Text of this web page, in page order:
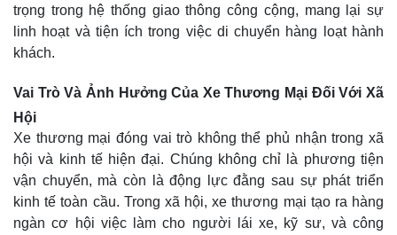
trọng trong hệ thống giao thông công cộng, mang lại sự
linh hoạt và tiện ích trong việc di chuyển hàng loạt hành
khách.
Vai Trò Và Ảnh Hưởng Của Xe Thương Mại Đối Với Xã
Hội
Xe thương mại đóng vai trò không thể phủ nhận trong xã
hội và kinh tế hiện đại. Chúng không chỉ là phương tiện
vận chuyển, mà còn là động lực đằng sau sự phát triển
kinh tế toàn cầu. Trong xã hội, xe thương mại tạo ra hàng
ngàn cơ hội việc làm cho người lái xe, kỹ sư, và công